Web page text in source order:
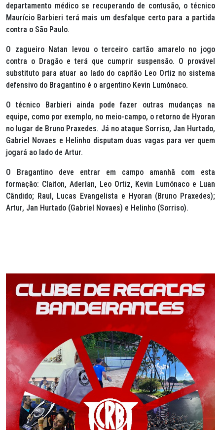
departamento médico se recuperando de contusão, o técnico
Maurício Barbieri terá mais um desfalque certo para a partida
contra o São Paulo.
O zagueiro Natan levou o terceiro cartão amarelo no jogo
contra o Dragão e terá que cumprir suspensão. O provável
substituto para atuar ao lado do capitão Leo Ortiz no sistema
defensivo do Bragantino é o argentino Kevin Lumónaco.
O técnico Barbieri ainda pode fazer outras mudanças na
equipe, como por exemplo, no meio-campo, o retorno de Hyoran
no lugar de Bruno Praxedes. Já no ataque Sorriso, Jan Hurtado,
Gabriel Novaes e Helinho disputam duas vagas para ver quem
jogará ao lado de Artur.
O Bragantino deve entrar em campo amanhã com esta
formação: Claiton, Aderlan, Leo Ortiz, Kevin Lumónaco e Luan
Cândido; Raul, Lucas Evangelista e Hyoran (Bruno Praxedes);
Artur, Jan Hurtado (Gabriel Novaes) e Helinho (Sorriso).